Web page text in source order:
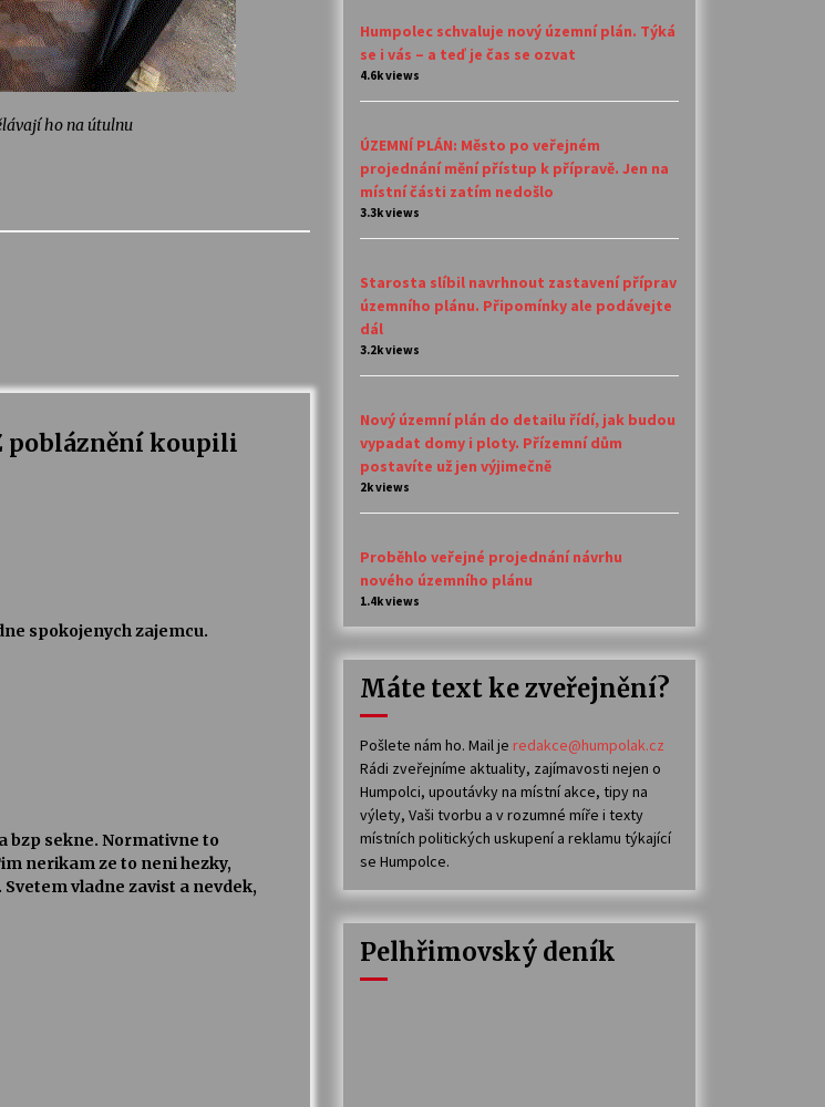
ho na útulnu
pobláznění koupili
spokojenych zajemcu.
bzp sekne. Normativne to
nerikam ze to neni hezky,
vladne zavist a nevdek,
Humpolec schvaluje nový územní plán. Týká
se i vás – a teď je čas se ozvat
4.6k views
ÚZEMNÍ PLÁN: Město po veřejném
projednání mění přístup k přípravě. Jen na
místní části zatím nedošlo
3.3k views
Starosta slíbil navrhnout zastavení příprav
územního plánu. Připomínky ale podávejte
dál
3.2k views
Nový územní plán do detailu řídí, jak budou
vypadat domy i ploty. Přízemní dům
postavíte už jen výjimečně
2k views
Proběhlo veřejné projednání návrhu
nového územního plánu
1.4k views
Máte text ke zveřejnění?
Pošlete nám ho. Mail je redakce@humpolak.cz
Rádi zveřejníme aktuality, zajímavosti nejen o
Humpolci, upoutávky na místní akce, tipy na
výlety, Vaši tvorbu a v rozumné míře i texty
místních politických uskupení a reklamu týkající
se Humpolce.
Pelhřimovský deník